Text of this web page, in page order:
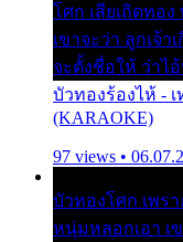
โศก เสียเถิดทอ
เขาจะว่า ลูกเจ้
จะตั้งชื่อให้ ว่าไ
บัวทองร้องไห้ -
(KARAOKE)
97 views •
บัวทองโศก เพร
หนุ่มหลอกเอา เ